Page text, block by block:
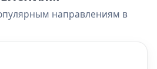
направлениям в